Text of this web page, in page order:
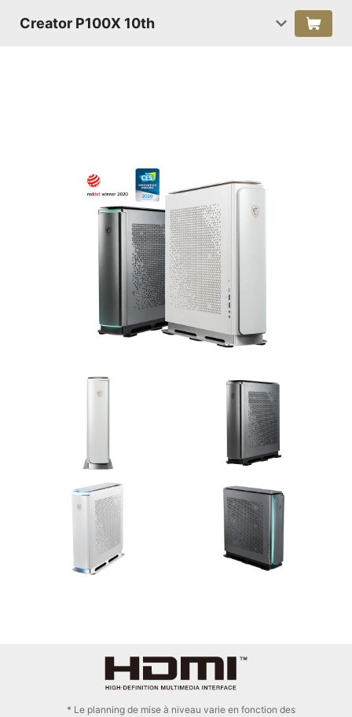
Creator P100X 10th
* Le planning de mise à niveau varie en fonction des